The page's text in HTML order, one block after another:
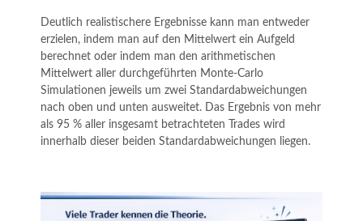
Deutlich realistischere Ergebnisse kann man entweder
erzielen, indem man auf den Mittelwert ein Aufgeld
berechnet oder indem man den arithmetischen
Mittelwert aller durchgeführten Monte-Carlo
Simulationen jeweils um zwei Standardabweichungen
nach oben und unten ausweitet. Das Ergebnis von mehr
als 95 % aller insgesamt betrachteten Trades wird
innerhalb dieser beiden Standardabweichungen liegen.